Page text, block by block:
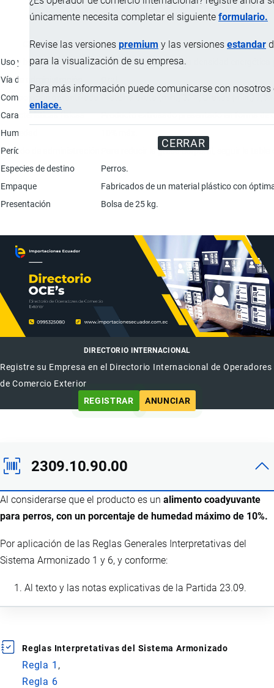
únicamente necesita completar el siguiente formulario.
Revise las versiones premium y las versiones estandar
para la visualización de su empresa.
Para más información puede comunicarse con nosotros
enlace.
CERRAR
Característica
Uso y beneficio
Calorías reducidas: Baja densidad
Vía de administración
Composición garantizada
Características físicas
Humedad
Período de administración
Para reducir la grasa corporal, seguir la
Especies de destino
Perros.
Empaque
Fabricados de un material plástico con
Presentación
Bolsa de 25 kg.
DIRECTORIO INTERNACIONAL
Registre su Empresa en el Directorio Internacional de Operadores
de Comercio Exterior
REGISTRAR
ANUNCIAR
2309.10.90.00
Al considerarse que el producto es un alimento coadyuvante
para perros, con un porcentaje de humedad máximo de 10%.
Por aplicación de las Reglas Generales Interpretativas del
Sistema Armonizado 1 y 6, y conforme:
Al texto y las notas explicativas de la Partida 23.09.
Reglas Interpretativas del Sistema Armonizado
Regla 1
Regla 6